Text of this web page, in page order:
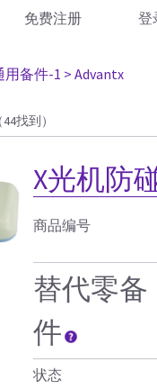
免费注册 登
用备件-1 > Advantx
（44找到）
X光机防
商品编号
替代零备
件
状态